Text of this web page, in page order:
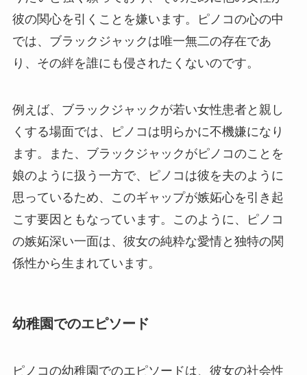
彼の関心を引くことを嫌います。ピノコの心の中
では、ブラックジャックは唯一無二の存在であ
り、その絆を誰にも侵されたくないのです。
例えば、ブラックジャックが若い女性患者と親し
くする場面では、ピノコは明らかに不機嫌になり
ます。また、ブラックジャックがピノコのことを
娘のように扱う一方で、ピノコは彼を夫のように
思っているため、このギャップが嫉妬心を引き起
こす要因ともなっています。このように、ピノコ
の嫉妬深い一面は、彼女の純粋な愛情と独特の関
係性から生まれています。
幼稚園でのエピソード
ピノコの幼稚園でのエピソードは、彼女の社会性